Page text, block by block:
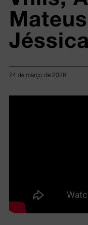
24 de março de 2026